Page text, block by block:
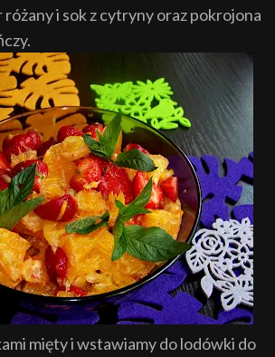
i sok z cytryny oraz pokrojona
mięty i wstawiamy do lodówki do